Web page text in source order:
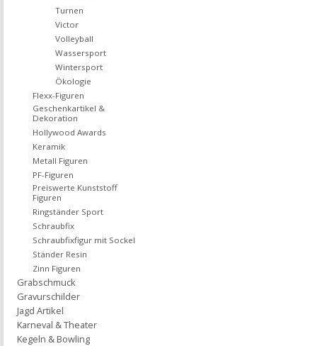
Turnen
Victor
Volleyball
Wassersport
Wintersport
Ökologie
Flexx-Figuren
Geschenkartikel &
Dekoration
Hollywood Awards
Keramik
Metall Figuren
PF-Figuren
Preiswerte Kunststoff
Figuren
Ringständer Sport
Schraubfix
Schraubfixfigur mit Sockel
Ständer Resin
Zinn Figuren
Grabschmuck
Gravurschilder
Jagd Artikel
Karneval & Theater
Kegeln & Bowling